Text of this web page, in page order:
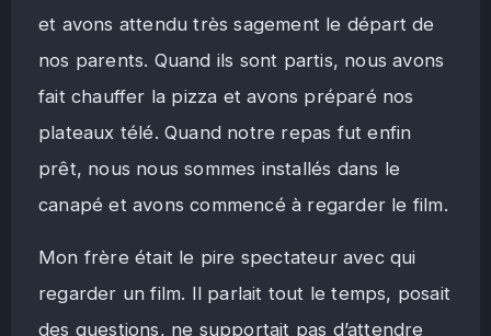
et avons attendu très sagement le départ de
nos parents. Quand ils sont partis, nous avons
fait chauffer la pizza et avons préparé nos
plateaux télé. Quand notre repas fut enfin
prêt, nous nous sommes installés dans le
canapé et avons commencé à regarder le film.
Mon frère était le pire spectateur avec qui
regarder un film. Il parlait tout le temps, posait
des questions, ne supportait pas d’attendre